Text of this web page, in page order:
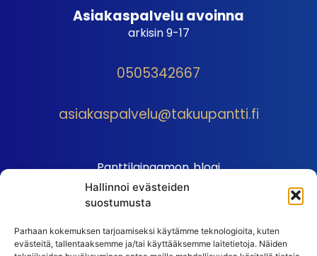
Hallinnoi evästeiden
suostumusta
Parhaan kokemuksen tarjoamiseksi käytämme teknologioita, kuten
evästeitä, tallentaaksemme ja/tai käyttääksemme laitetietoja. Näiden
Asiakaspalvelu avoinna
arkisin 9-17
0505342667
asiakaspalvelu@takuupantti.fi
Panttilainaamon blogi
Palveluhinnasto
Sopimusehdot
Autopantin sopimusehdot